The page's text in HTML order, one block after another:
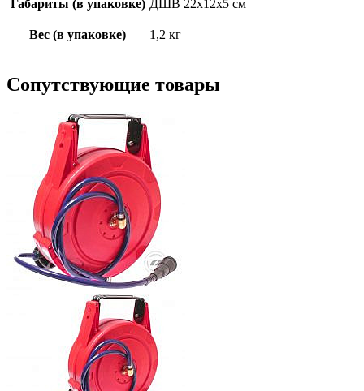
Габариты (в упаковке) ДШВ 22х12х5 см
Вес (в упаковке) 1,2 кг
Сопутствующие товары